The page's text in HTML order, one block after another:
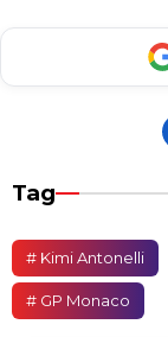
Tag
# Kimi Antonelli
# GP Monaco